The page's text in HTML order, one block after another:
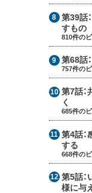
第39話：
すもの
810件の
第68話：
757件の
第7話：
く
685件の
第4話：
する
668件の
第5話：
様に与